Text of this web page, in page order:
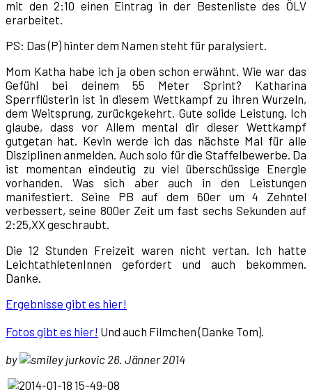
mit den 2:10 einen Eintrag in der Bestenliste des ÖLV
erarbeitet.
PS: Das (P) hinter dem Namen steht für paralysiert.
Mom Katha habe ich ja oben schon erwähnt. Wie war das
Gefühl bei deinem 55 Meter Sprint? Katharina
Sperrflüsterin ist in diesem Wettkampf zu ihren Wurzeln,
dem Weitsprung, zurückgekehrt. Gute solide Leistung. Ich
glaube, dass vor Allem mental dir dieser Wettkampf
gutgetan hat. Kevin werde ich das nächste Mal für alle
Disziplinen anmelden. Auch solo für die Staffelbewerbe. Da
ist momentan eindeutig zu viel überschüssige Energie
vorhanden. Was sich aber auch in den Leistungen
manifestiert. Seine PB auf dem 60er um 4 Zehntel
verbessert, seine 800er Zeit um fast sechs Sekunden auf
2:25,XX geschraubt.
Die 12 Stunden Freizeit waren nicht vertan. Ich hatte
LeichtathletenInnen gefordert und auch bekommen.
Danke.
Ergebnisse gibt es hier!
Fotos gibt es hier! Und auch Filmchen (Danke Tom).
by
jurkovic 26. Jänner 2014